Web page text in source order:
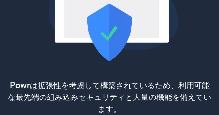
Powrは拡張性を考慮して構築されているため、利用可能
な最先端の組み込みセキュリティと大量の機能を備えてい
ます。